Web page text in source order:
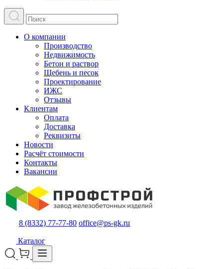
О компании
Производство
Недвижимость
Бетон и раствор
Щебень и песок
Проектирование
ИЖС
Отзывы
Клиентам
Оплата
Доставка
Реквизиты
Новости
Расчёт стоимости
Контакты
Вакансии
8 (8332) 77-77-80 office@ps-gk.ru
Каталог